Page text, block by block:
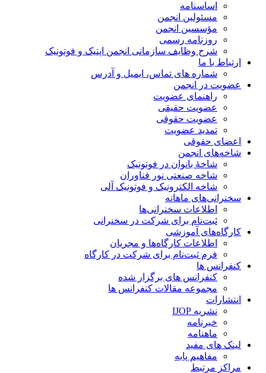
اساسنامه
مسئولین انجمن
مؤسسین انجمن
روزنامه رسمی
شرح وظایف سازمانی انجمن اپتیک و فوتونیک
ارتباط با ما
شماره های تماس، ایمیل و آدرس
عضویت در انجمن
راهنمای عضویت
عضویت حقیقی
عضویت حقوقی
تمدید عضویت
اعضای حقوقی
شاخه‌های انجمن
شاخۀ بانوان در فوتونیک
شاخه صنعتی نور فناوران
شاخه‌ الکترونیک و فوتونیک آلی
سخنرانی‌های ماهانه
اطلاعات سخنرانی‌‌ها
ثبت‌نام برای شرکت در سخنرانی
کارگاه‌های آموزشی
اطلاعات کارگاه‌ها و مجریان
فرم ثبت‌نام برای شرکت در کارگاه
کنفرانس ها
کنفرانس های برگزار شده
مجموعه مقالات کنفرانس ها
انتشارات
نشریه IJOP
خبرنامه
ماهنامه
لینک های مفید
مفاهیم پایه
مراکز مرتبط